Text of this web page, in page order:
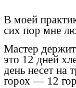
В моей
сих пор мне
Мастер
это 12 дней
день несет на
горох — 12